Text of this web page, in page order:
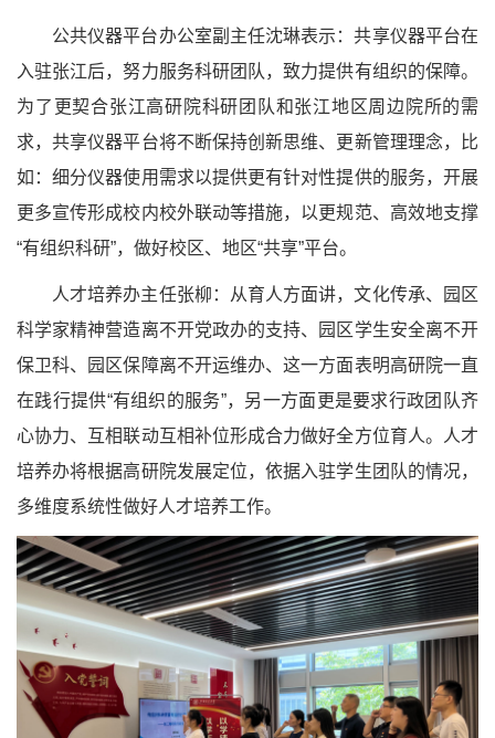
公共仪器平台办公室副主任沈琳表示：共享仪器平台在
入驻张江后，努力服务科研团队，致力提供有组织的保障。
为了更契合张江高研院科研团队和张江地区周边院所的需
求，共享仪器平台将不断保持创新思维、更新管理理念，比
如：细分仪器使用需求以提供更有针对性提供的服务，开展
更多宣传形成校内校外联动等措施，以更规范、高效地支撑
“有组织科研”，做好校区、地区“共享”平台。
人才培养办主任张柳：从育人方面讲，文化传承、园区
科学家精神营造离不开党政办的支持、园区学生安全离不开
保卫科、园区保障离不开运维办、这一方面表明高研院一直
在践行提供“有组织的服务”，另一方面更是要求行政团队齐
心协力、互相联动互相补位形成合力做好全方位育人。人才
培养办将根据高研院发展定位，依据入驻学生团队的情况，
多维度系统性做好人才培养工作。